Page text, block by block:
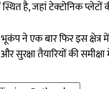
स्थित है, जहां टेक्टोनिक
ने एक बार फिर इस
सुरक्षा तैयारियों की